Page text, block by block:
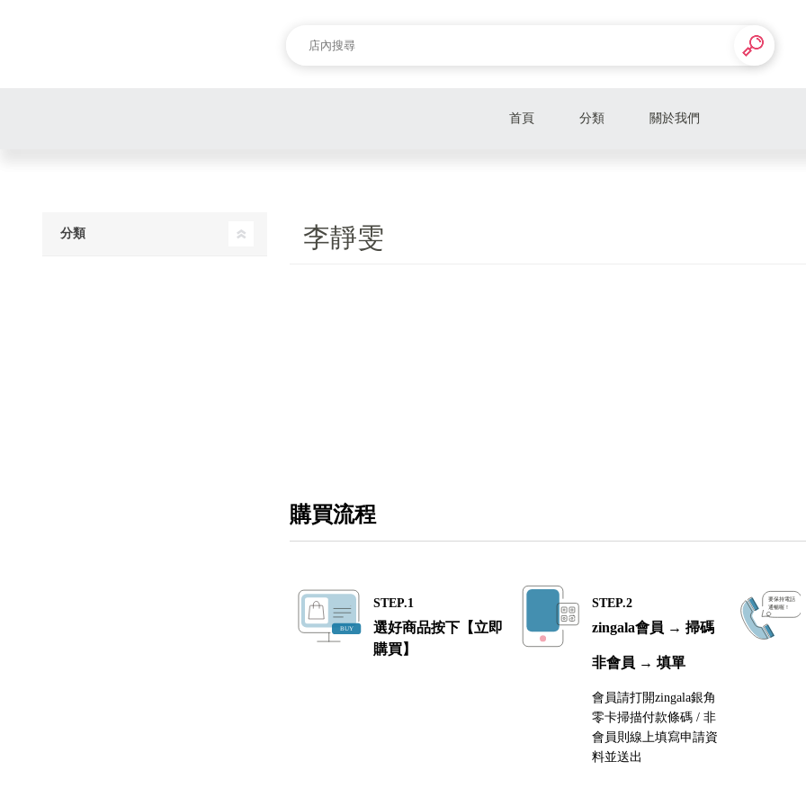
首頁 分類 關於我們
李靜雯
購買流程
STEP.1
選好商品按下【立即
購買】
STEP.2
zingala會員 → 掃碼
非會員 → 填單
會員請打開zingala銀角
零卡掃描付款條碼 / 非
會員則線上填寫申請資
料並送出
分類